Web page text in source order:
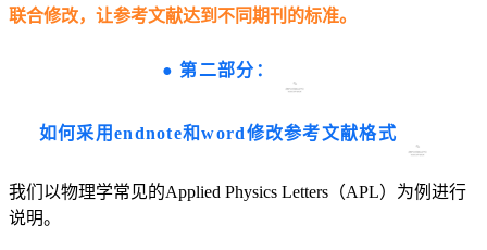
联合修改，让参考文献达到不同期刊的标准。
●第二部分：
如何采用endnote和word修改参考文献格式
我们以物理学常见的Applied Physics Letters（APL）为例进行
说明。